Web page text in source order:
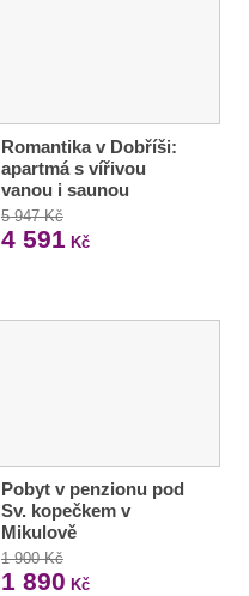
Romantika v Dobříši:
apartmá s vířivou
vanou i saunou
5 947 Kč
4 591 Kč
Pobyt v penzionu pod
Sv. kopečkem v
Mikulově
1 900 Kč
1 890 Kč